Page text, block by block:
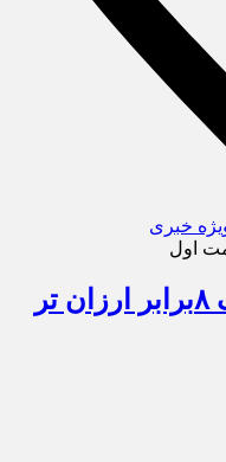
خبری
اول
خدمات سپتام برای اصناف ۸برابر ارزان تر